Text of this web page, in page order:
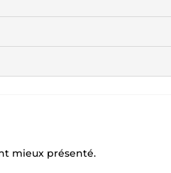
mieux présenté.